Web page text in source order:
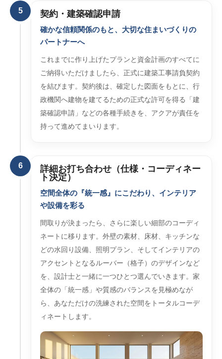
5 契約・建築確認申請
確かな信頼関係のもと、大切な住まいづくりの
パートナーへ
これまでに作り上げたプランと資金計画のすべてに
ご納得いただけましたら、正式に建築工事請負契約
を結びます。契約後は、確定した図面をもとに、行
政機関へ建物を建てるための正式な許可を得る「建
築確認申請」などの各種手続きを、アクアが責任を
持って進めてまいります。
6
詳細お打ち合わせ（仕様・コーディネー
ト決定）
空間全体の『統一感』にこだわり、インテリア
や設備を彩る
間取りが決まったら、さらに楽しい細部のコーディ
ネートに移ります。外壁の素材、床材、キッチンな
どの水回り設備、照明プラン、そしてインテリアの
アクセントとなるルーバー（格子）のデザインなど
を、設計士と一緒に一つひとつ選んでいきます。家
全体の「統一感」や質感のバランスを見極めなが
ら、あなただけの洗練された空間をトータルコーデ
ィネートします。